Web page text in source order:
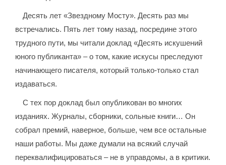
Десять лет «Звездному Мосту». Десять раз мы
встречались. Пять лет тому назад, посредине этого
трудного пути, мы читали доклад «Десять искушений
юного публиканта» – о том, какие искусы преследуют
начинающего писателя, который только-только стал
издаваться.
С тех пор доклад был опубликован во многих
изданиях. Журналы, сборники, сольные книги… Он
собрал премий, наверное, больше, чем все остальные
наши работы. Мы даже думали на всякий случай
переквалифицироваться – не в управдомы, а в критики.